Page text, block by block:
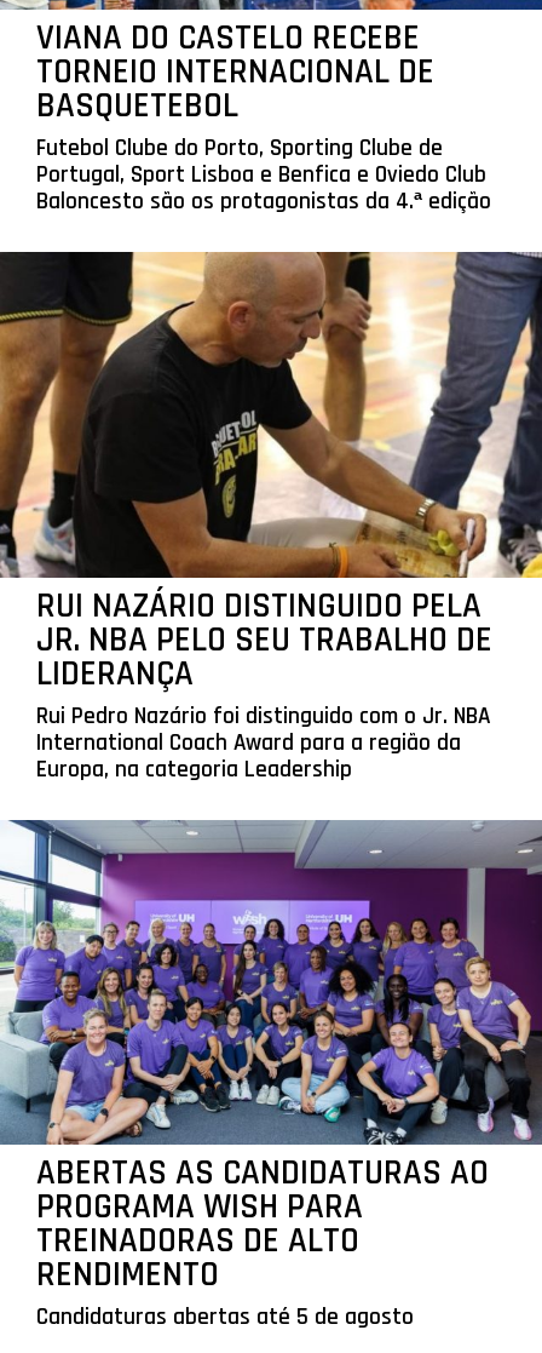
VIANA DO CASTELO RECEBE
TORNEIO INTERNACIONAL DE
BASQUETEBOL
Futebol Clube do Porto, Sporting Clube de
Portugal, Sport Lisboa e Benfica e Oviedo Club
Baloncesto são os protagonistas da 4.ª edição
RUI NAZÁRIO DISTINGUIDO PELA
JR. NBA PELO SEU TRABALHO DE
LIDERANÇA
Rui Pedro Nazário foi distinguido com o Jr. NBA
International Coach Award para a região da
Europa, na categoria Leadership
ABERTAS AS CANDIDATURAS AO
PROGRAMA WISH PARA
TREINADORAS DE ALTO
RENDIMENTO
Candidaturas abertas até 5 de agosto